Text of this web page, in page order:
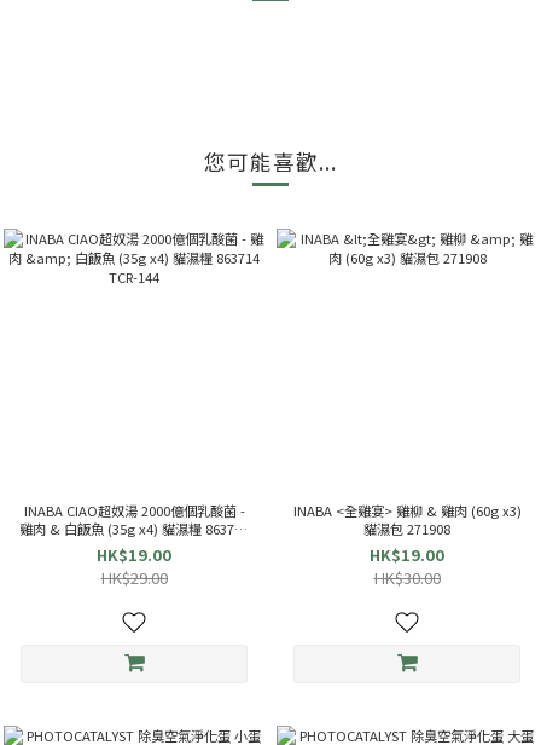
您可能喜歡...
INABA CIAO超奴湯 2000億個乳酸菌 -
雞肉 & 白飯魚 (35g x4) 貓濕糧 863714
TCR-144
HK$19.00
HK$29.00
INABA <全雞宴> 雞柳 & 雞肉 (60g x3)
貓濕包 271908
HK$19.00
HK$30.00